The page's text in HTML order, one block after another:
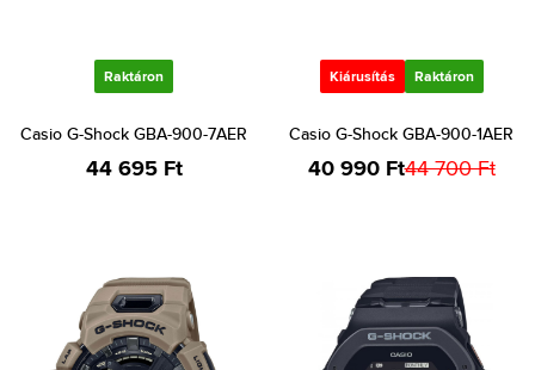
Raktáron
Casio G-Shock GBA-900-7AER
44 695 Ft
Kiárusítás Raktáron
Casio G-Shock GBA-900-1AER
40 990 Ft44 700 Ft